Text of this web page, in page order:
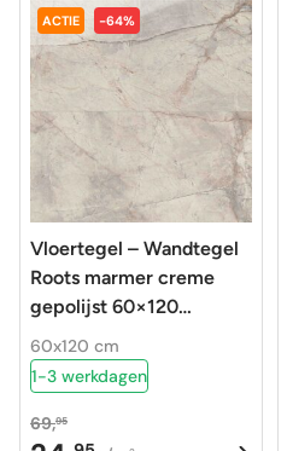
was:
69,95.
is:
24,95.
ACTIE -64%
Vloertegel – Wandtegel
Roots marmer creme
gepolijst 60×120
gerectificeerd
60x120 cm
1-3 werkdagen
69,95